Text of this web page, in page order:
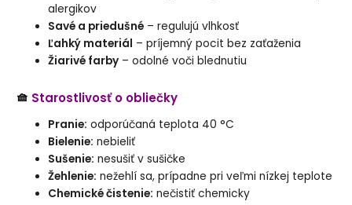
alergikov
Savé a priedušné – regulujú vlhkosť
Ľahký materiál – príjemný pocit bez zaťaženia
Žiarivé farby – odolné voči blednutiu
🧺 Starostlivosť o obliečky
Pranie: odporúčaná teplota 40 °C
Bielenie: nebieliť
Sušenie: nesušiť v sušičke
Žehlenie: nežehlí sa, prípadne pri veľmi nízkej teplote
Chemické čistenie: nečistiť chemicky